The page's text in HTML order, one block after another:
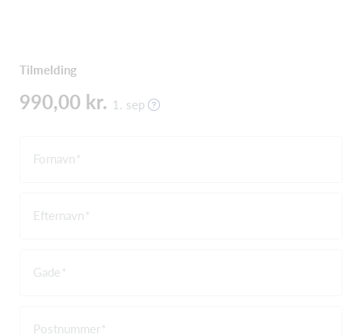
Tilmelding
990,00 kr. 1. sep
Fornavn
Efternavn
Gade
Postnummer